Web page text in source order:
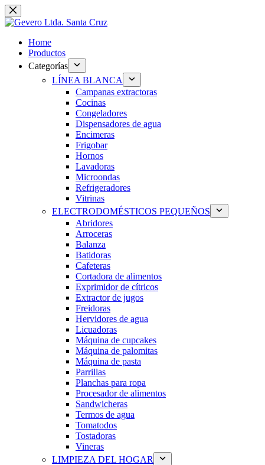
Saltar
al
Home
Productos
Categorías
LÍNEA BLANCA
Campanas extractoras
Cocinas
Congeladores
Dispensadores de agua
Encimeras
Frigobar
Hornos
Lavadoras
Microondas
Refrigeradores
Vitrinas
ELECTRODOMÉSTICOS PEQUEÑOS
Abridores
Arroceras
Balanza
Batidoras
Cafeteras
Cortadora de alimentos
Exprimidor de cítricos
Extractor de jugos
Freidoras
Hervidores de agua
Licuadoras
Máquina de cupcakes
Máquina de palomitas
Máquina de pasta
Parrillas
Planchas para ropa
Procesador de alimentos
Sandwicheras
Termos de agua
Tomatodos
Tostadoras
Vineras
LIMPIEZA DEL HOGAR